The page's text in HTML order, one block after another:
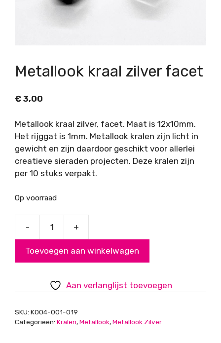
Metallook kraal zilver facet
€ 3,00
Metallook kraal zilver, facet. Maat is 12x10mm.
Het rijggat is 1mm. Metallook kralen zijn licht in
gewicht en zijn daardoor geschikt voor allerlei
creatieve sieraden projecten. Deze kralen zijn
per 10 stuks verpakt.
Op voorraad
-
zilver
aantal
+
Toevoegen aan winkelwagen
Aan verlanglijst toevoegen
SKU: K004-001-019
Categorieën: Kralen,Metallook,Metallook Zilver